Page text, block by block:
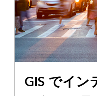
GIS でイ